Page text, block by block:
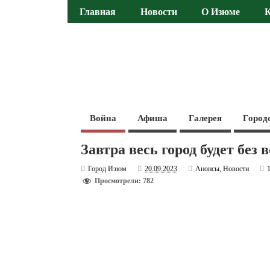
Главная Новости О Изюме
Война Афиша Галерея
Завтра весь город будет без
Город Изюм 20.09.2023 Анонсы,Новости
Просмотрели: 782